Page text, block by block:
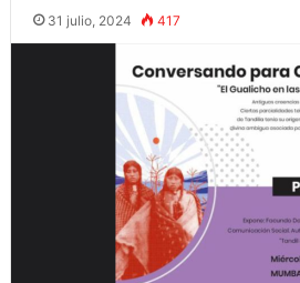
31 julio, 2024 417